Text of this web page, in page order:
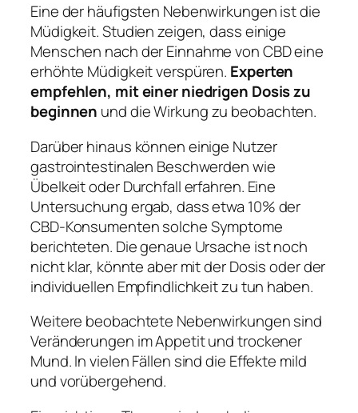
Eine der häufigsten Nebenwirkungen ist die
Müdigkeit. Studien zeigen, dass einige
Menschen nach der Einnahme von CBD eine
erhöhte Müdigkeit verspüren. Experten
empfehlen, mit einer niedrigen Dosis zu
beginnen und die Wirkung zu beobachten.
Darüber hinaus können einige Nutzer
gastrointestinalen Beschwerden wie
Übelkeit oder Durchfall erfahren. Eine
Untersuchung ergab, dass etwa 10% der
CBD-Konsumenten solche Symptome
berichteten. Die genaue Ursache ist noch
nicht klar, könnte aber mit der Dosis oder der
individuellen Empfindlichkeit zu tun haben.
Weitere beobachtete Nebenwirkungen sind
Veränderungen im Appetit und trockener
Mund. In vielen Fällen sind die Effekte mild
und vorübergehend.